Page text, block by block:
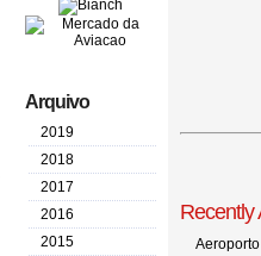
Arquivo
2019
2018
2017
2016
2015
Recently